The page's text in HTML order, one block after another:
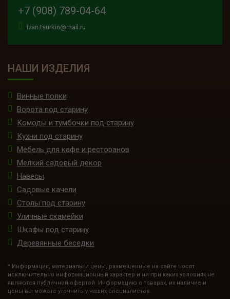
+7 (908) 789-04-64
ivan.tsurkin@mail.ru
НАШИ ИЗДЕЛИЯ
Винные полки
Ворота под старину
Комоды и тумбочки под старину
Кухни под старину
Мебель для кафе и ресторанов
Мелкий садовый декор
Навесы
Садовые качели
Столы под старину
Уличные скамейки
Шкафы под старину
Деревянные беседки
* Информация, материалы и цены, размещенные на сайте носят
исключительно информационный характер и ни при каких условиях не
являются публичной офертой. Информацию о товарах, их наличие и
цены вы можете уточнить у наших специалистов.